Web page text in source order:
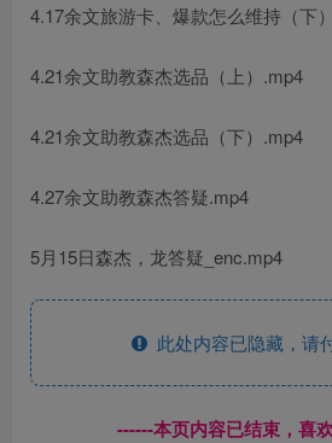
4.17余文旅游卡、爆款怎么维持（下
4.21余文助教森杰选品（上）.mp4
4.21余文助教森杰选品（下）.mp4
4.27余文助教森杰答疑.mp4
5月15日森杰，龙答疑_enc.mp4
此处内容已隐藏，请
------本页内容已结束，喜